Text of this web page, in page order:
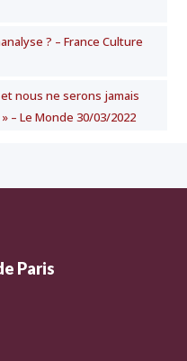
? – France Culture
nous ne serons jamais
– Le Monde 30/03/2022
Paris